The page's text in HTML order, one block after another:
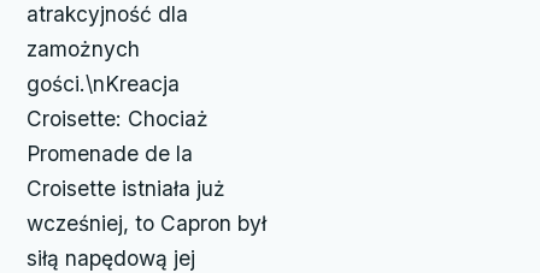
atrakcyjność dla
zamożnych
gości.\nKreacja
Croisette: Chociaż
Promenade de la
Croisette istniała już
wcześniej, to Capron był
siłą napędową jej